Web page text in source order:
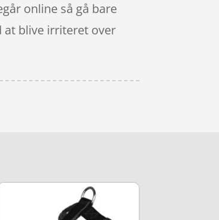
online så gå bare
at blive irriteret over